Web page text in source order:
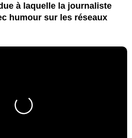
à laquelle la journaliste
humour sur les réseaux